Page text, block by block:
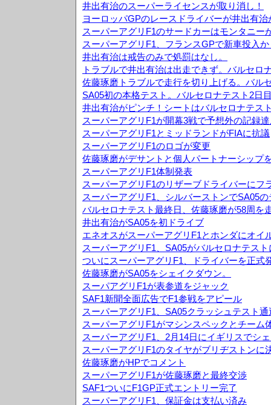
井出有治のスーパーライセンスが取り消し！
ヨーロッパGPのレースドライバーが井出有
スーパーアグリF1のサードカーはモンタニー
スーパーアグリF1、フランスGPで新車投入か
井出有治は戒告のみで処罰はなし。
トラブルで井出有治は出走できず。バルセロ
佐藤琢磨トラブルで走行を切り上げる。バル
SA05初の本格テスト。バルセロナテスト2日
井出有治がピンチ！シートはバルセロナテス
スーパーアグリF1が開幕3戦で予想外の記録
スーパーアグリF1とミッドランドがFIAに抗議
スーパーアグリF1のロゴが変更
佐藤琢磨がデサントと個人パートナーシップ
スーパーアグリF1体制発表
スーパーアグリF1のリザーブドライバーにフ
スーパーアグリF1、シルバーストンでSA05の
バルセロナテスト最終日、佐藤琢磨が58周を
井出有治がSA05を初ドライブ
エネオスがスーパーアグリF1とホンダにオイ
スーパーアグリF1、SA05がバルセロナテスト
ついにスーパーアグリF1、ドライバーを正式
佐藤琢磨がSA05をシェイクダウン。
スーパアグリF1が表参道をジャック
SAF1新聞全面広告でF1参戦をアピール
スーパーアグリF1、SA05クラッシュテスト通
スーパーアグリF1がマシンスペックとチーム
スーパーアグリF1、2月14日にイギリスでシ
スーパーアグリF1のタイヤがブリヂストンに
佐藤琢磨がHPでコメント
スーパーアグリF1が佐藤琢磨と最終交渉
SAF1ついにF1GP正式エントリー完了
スーパーアグリF1、保証金は支払い済み